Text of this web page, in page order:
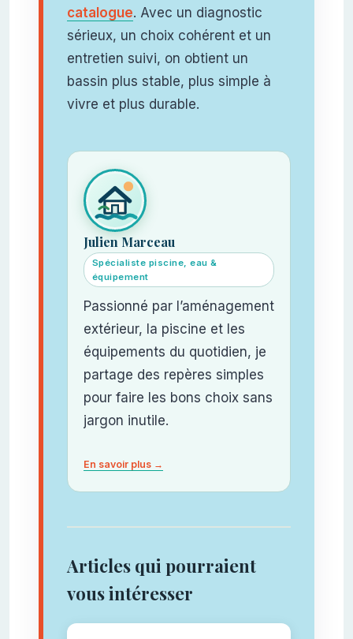
catalogue. Avec un diagnostic
sérieux, un choix cohérent et un
entretien suivi, on obtient un
bassin plus stable, plus simple à
vivre et plus durable.
Julien Marceau
Spécialiste piscine, eau &
équipement
Passionné par l’aménagement
extérieur, la piscine et les
équipements du quotidien, je
partage des repères simples
pour faire les bons choix sans
jargon inutile.
En savoir plus →
Articles qui pourraient
vous intéresser